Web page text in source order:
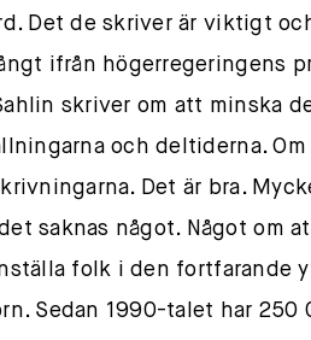
Det de skriver är viktigt
ifrån högerregeringens
skriver om att minska
och deltiderna.
Det är bra.
saknas något. Något om
folk i den fortfarande
Sedan 1990-talet har